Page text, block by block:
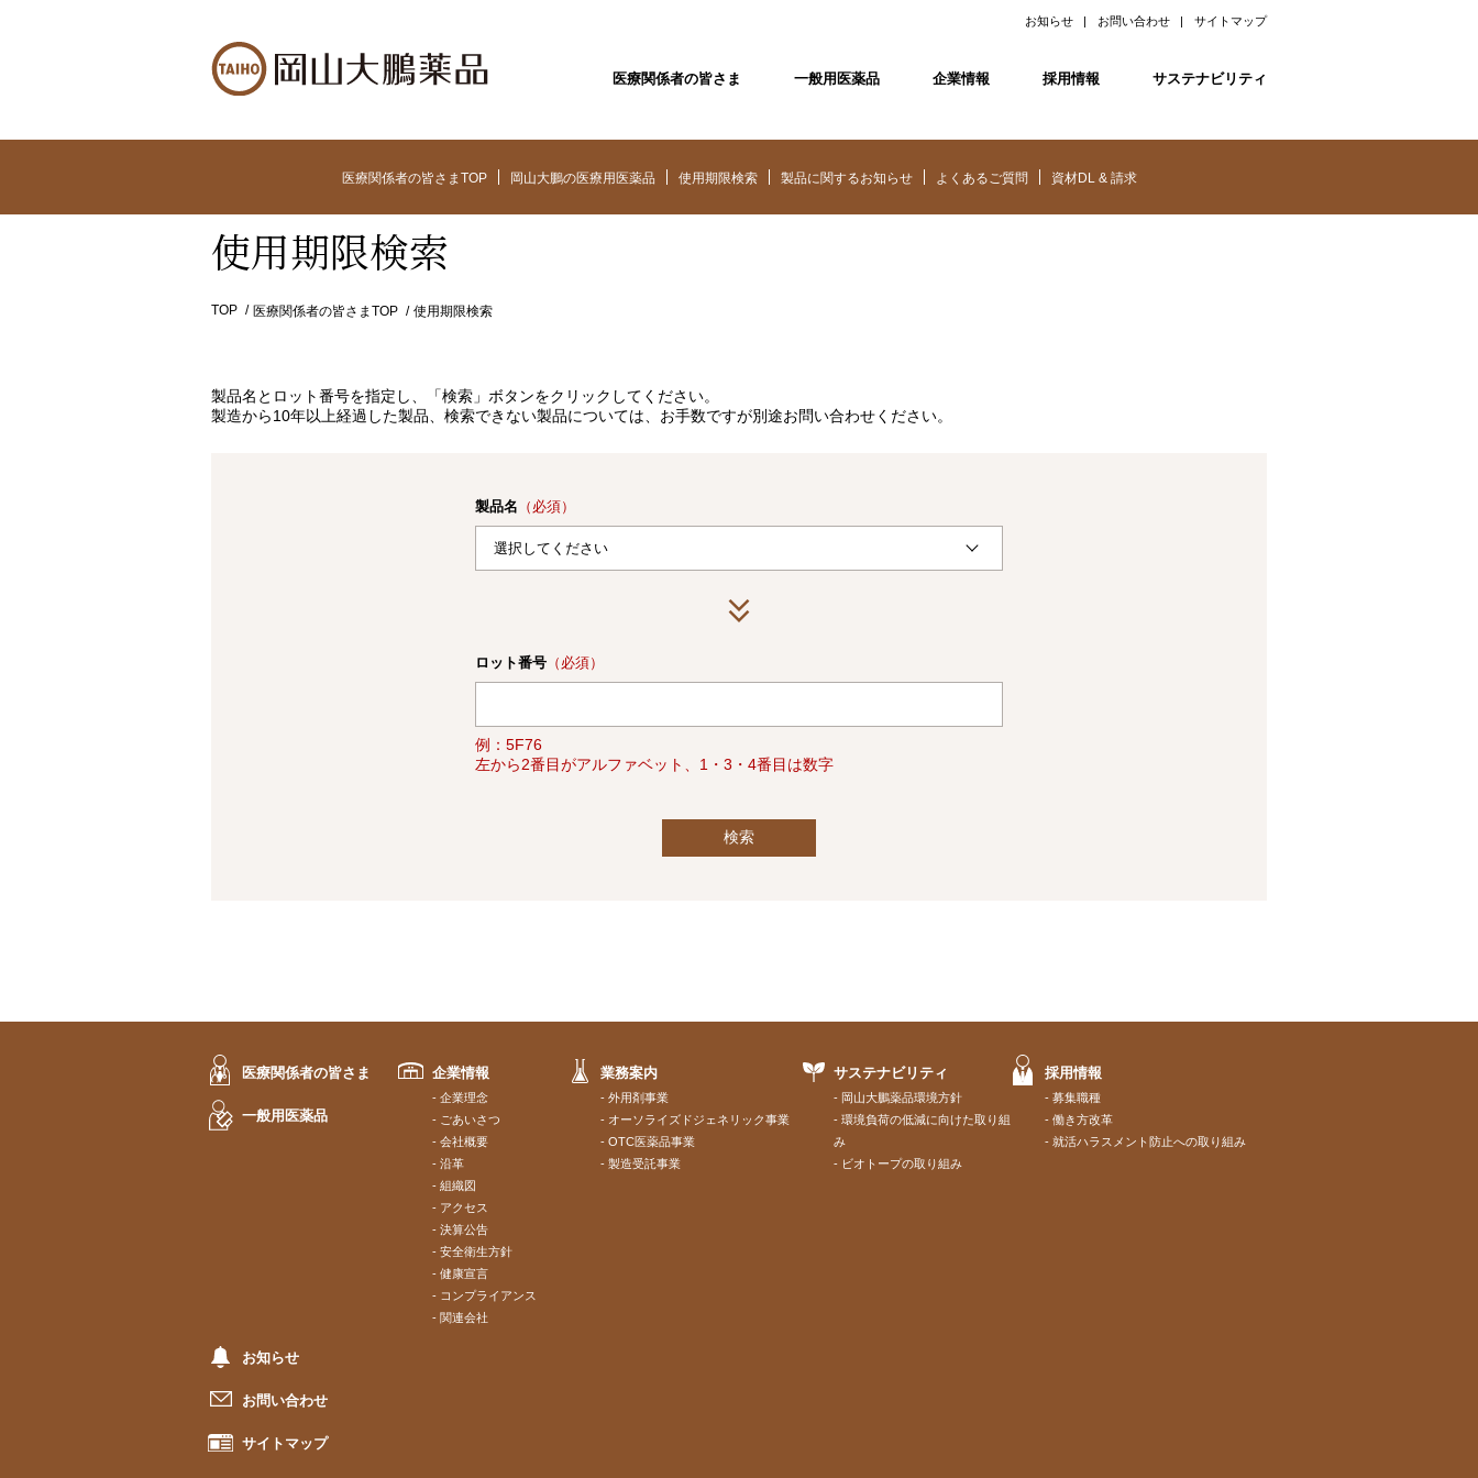
医療関係者の皆さま 一般用医薬品 企業情報 採用情報 サステナビリティ
お知らせ お問い合わせ サイトマップ
医療関係者の皆さまTOP 岡山大鵬の医療用医薬品 使用期限検索 製品に関するお知らせ よくあるご質問 資材DL & 請求
使用期限検索
TOP 医療関係者の皆さまTOP 使用期限検索
製品名とロット番号を指定し、「検索」ボタンをクリックしてください。
製造から10年以上経過した製品、検索できない製品については、お手数ですが別途お問い合わせください。
製品名 （必須）
ロット番号 （必須）
例：5F76
左から2番目がアルファベット、1・3・4番目は数字
検索
医療関係者の皆さま
一般用医薬品
企業情報
企業理念
ごあいさつ
会社概要
沿革
組織図
アクセス
決算公告
安全衛生方針
健康宣言
コンプライアンス
関連会社
業務案内
外用剤事業
オーソライズドジェネリック事業
OTC医薬品事業
製造受託事業
サステナビリティ
岡山大鵬薬品環境方針
環境負荷の低減に向けた取り組
み
ビオトープの取り組み
採用情報
募集職種
働き方改革
就活ハラスメント防止への取り組み
お知らせ
お問い合わせ
サイトマップ